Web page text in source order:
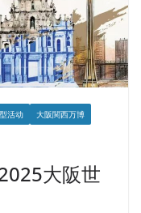
活动 大阪関西万博
大阪世